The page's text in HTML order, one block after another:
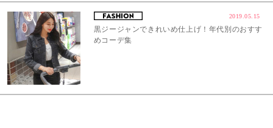
2019.05.15
黒ジージャンできれいめ仕上げ！年代別のおすす
めコーデ集